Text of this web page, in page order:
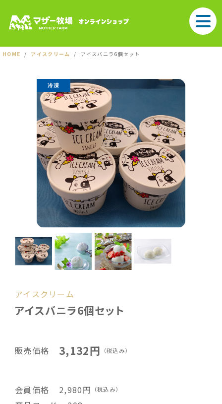
HOME アイスクリーム アイスバニラ6個セット
アイスクリーム
アイスバニラ6個セット
販売価格 3,132円 （税込み）
会員価格 2,980円 （税込み）